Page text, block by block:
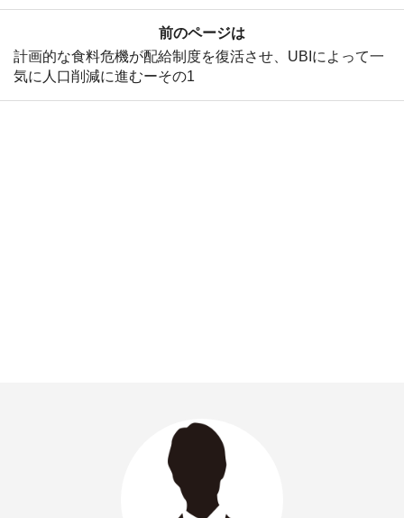
前のページは
計画的な食料危機が配給制度を復活させ、UBIによって一
気に人口削減に進むーその1